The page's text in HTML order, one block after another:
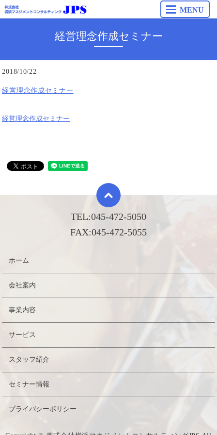
MENU
経営理念作成セミナー
2018/10/22
経営理念作成セミナー
経営理念作成セミナー
TEL:045-472-5050
FAX:045-472-5055
ホーム
会社案内
事業内容
サービス
スタッフ紹介
セミナー情報
プライバシーポリシー